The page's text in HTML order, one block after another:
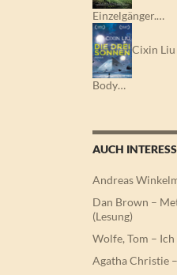
Einzelgänger.…
Cixin Liu
Body…
AUCH
Andreas
Dan Brown –
(Lesung)
Wolfe, Tom –
Agatha Christie